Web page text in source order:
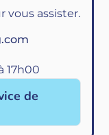
vous assister.
17h00
de